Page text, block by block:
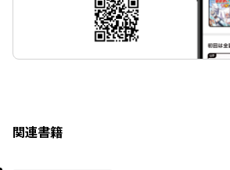
関連書籍